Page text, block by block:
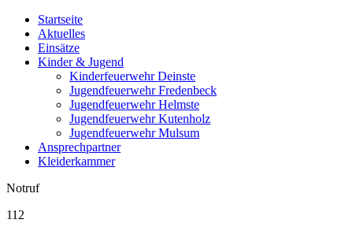
Startseite
Aktuelles
Einsätze
Kinder & Jugend
Kinderfeuerwehr Deinste
Jugendfeuerwehr Fredenbeck
Jugendfeuerwehr Helmste
Jugendfeuerwehr Kutenholz
Jugendfeuerwehr Mulsum
Ansprechpartner
Kleiderkammer
Notruf
112